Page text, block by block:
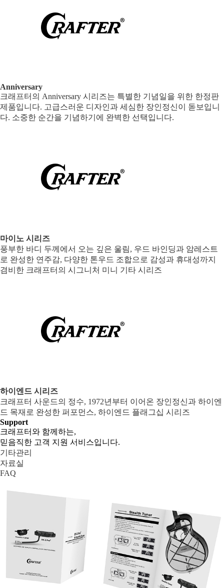
Anniversary
크래프터의 Anniversary 시리즈는 특별한 기념일을 위한 한정판
제품입니다. 고급스러운 디자인과 세심한 장인정신이 돋보입니
다. 소중한 순간을 기념하기에 완벽한 선택입니다.
마이노 시리즈
풍부한 바디 두께에서 오는 깊은 울림, 우드 바인딩과 암레스트
로 완성한 연주감, 다양한 톤우드 조합으로 감성과 휴대성까지
겸비한 크래프터의 시그니처 미니 기타 시리즈
하이엔드 시리즈
크래프터 사운드의 정수, 1972년부터 이어온 장인정신과 하이엔
드 목재로 완성한 퍼포먼스, 하이엔드 플래그십 시리즈
Support
크래프터와 함께하는,
믿음직한 고객 지원 서비스입니다.
기타관리
자료실
FAQ